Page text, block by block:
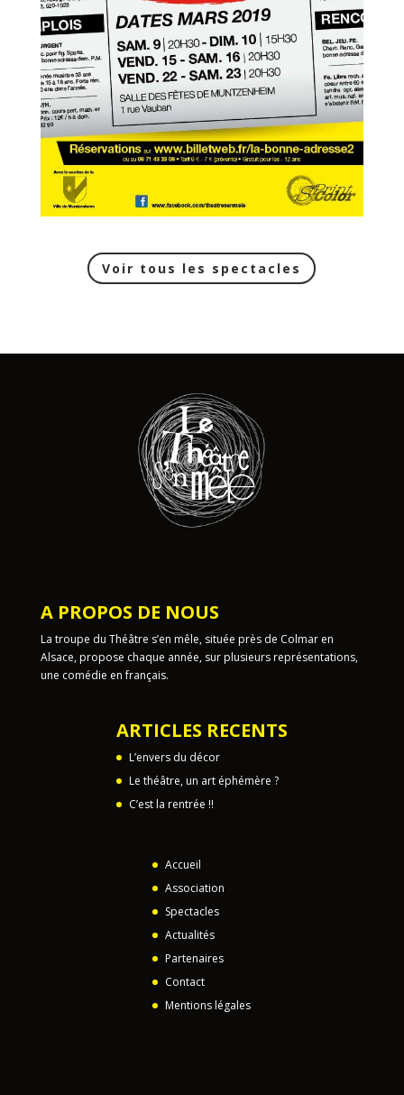
Voir tous les spectacles
A PROPOS DE NOUS
La troupe du Théâtre s’en mêle, située près de Colmar en
Alsace, propose chaque année, sur plusieurs représentations,
une comédie en français.
ARTICLES RECENTS
L’envers du décor
Le théâtre, un art éphémère ?
C’est la rentrée !!
Accueil
Association
Spectacles
Actualités
Partenaires
Contact
Mentions légales